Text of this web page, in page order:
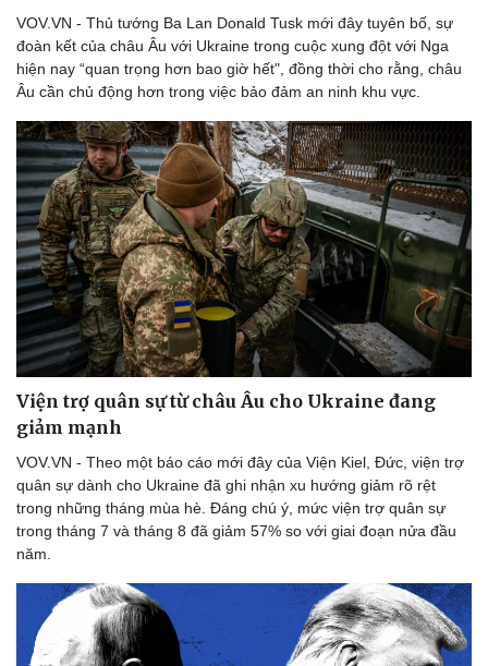
VOV.VN - Thủ tướng Ba Lan Donald Tusk mới đây tuyên bố, sự
đoàn kết của châu Âu với Ukraine trong cuộc xung đột với Nga
hiện nay “quan trọng hơn bao giờ hết", đồng thời cho rằng, châu
Âu cần chủ động hơn trong việc bảo đảm an ninh khu vực.
Viện trợ quân sự từ châu Âu cho Ukraine đang
giảm mạnh
VOV.VN - Theo một báo cáo mới đây của Viện Kiel, Đức, viện trợ
quân sự dành cho Ukraine đã ghi nhận xu hướng giảm rõ rệt
trong những tháng mùa hè. Đáng chú ý, mức viện trợ quân sự
trong tháng 7 và tháng 8 đã giảm 57% so với giai đoạn nửa đầu
năm.